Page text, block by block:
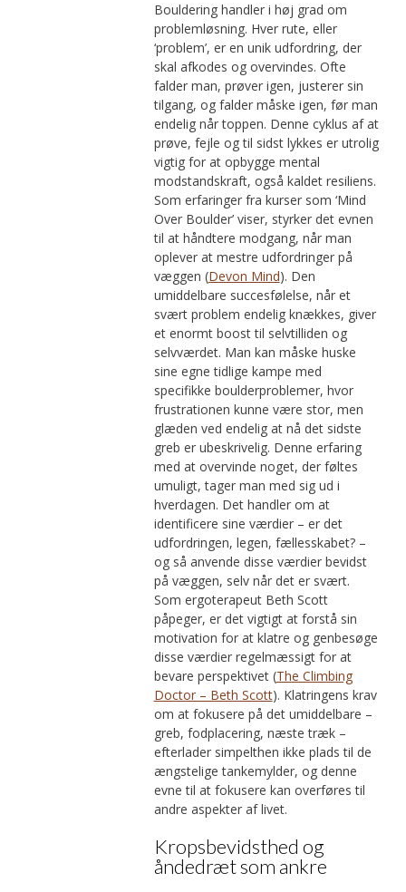
Bouldering handler i høj grad om
problemløsning. Hver rute, eller
‘problem’, er en unik udfordring, der
skal afkodes og overvindes. Ofte
falder man, prøver igen, justerer sin
tilgang, og falder måske igen, før man
endelig når toppen. Denne cyklus af at
prøve, fejle og til sidst lykkes er utrolig
vigtig for at opbygge mental
modstandskraft, også kaldet resiliens.
Som erfaringer fra kurser som ‘Mind
Over Boulder’ viser, styrker det evnen
til at håndtere modgang, når man
oplever at mestre udfordringer på
væggen (Devon Mind). Den
umiddelbare succesfølelse, når et
svært problem endelig knækkes, giver
et enormt boost til selvtilliden og
selvværdet. Man kan måske huske
sine egne tidlige kampe med
specifikke boulderproblemer, hvor
frustrationen kunne være stor, men
glæden ved endelig at nå det sidste
greb er ubeskrivelig. Denne erfaring
med at overvinde noget, der føltes
umuligt, tager man med sig ud i
hverdagen. Det handler om at
identificere sine værdier – er det
udfordringen, legen, fællesskabet? –
og så anvende disse værdier bevidst
på væggen, selv når det er svært.
Som ergoterapeut Beth Scott
påpeger, er det vigtigt at forstå sin
motivation for at klatre og genbesøge
disse værdier regelmæssigt for at
bevare perspektivet (The Climbing
Doctor – Beth Scott). Klatringens krav
om at fokusere på det umiddelbare –
greb, fodplacering, næste træk –
efterlader simpelthen ikke plads til de
ængstelige tankemylder, og denne
evne til at fokusere kan overføres til
andre aspekter af livet.
Kropsbevidsthed og
åndedræt som ankre